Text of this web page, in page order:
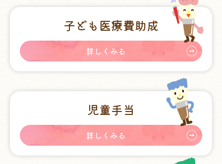
子ども医療費助成
詳しくみる
児童手当
詳しくみる